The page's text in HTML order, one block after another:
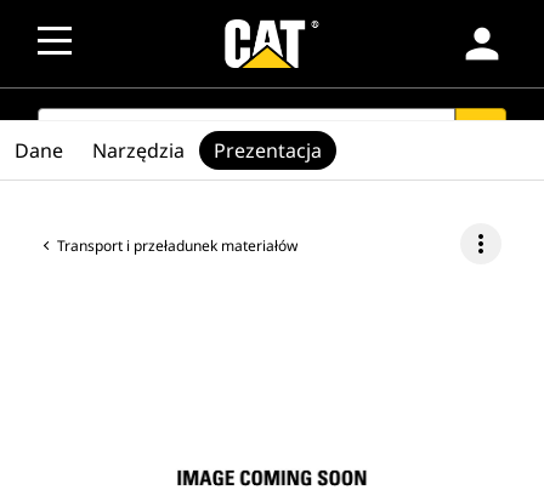
person
SEARCH
Transport i przeładunek materiałów more_vert
Dane Narzędzia Prezentacja